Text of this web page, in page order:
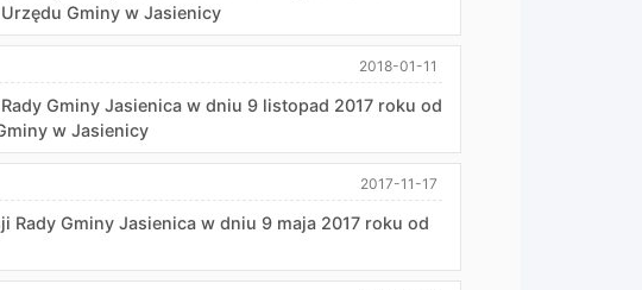
Gminy w Jasienicy
2018-01-11
Gminy Jasienica w dniu 9 listopad 2017 roku od
w Jasienicy
2017-11-17
Rady Gminy Jasienica w dniu 9 maja 2017 roku od